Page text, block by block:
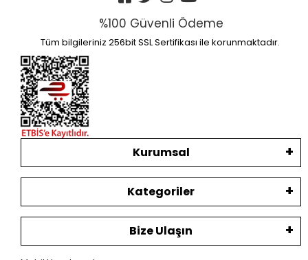
%100 Güvenli Ödeme
Tüm bilgileriniz 256bit SSL Sertifikası ile korunmaktadır.
Kurumsal
Kategoriler
Bize Ulaşın